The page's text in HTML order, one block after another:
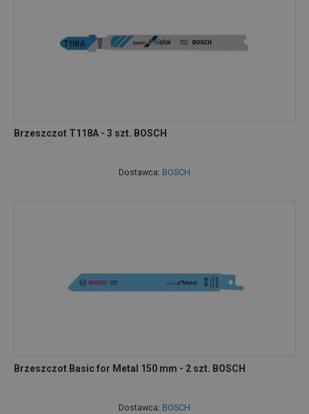
Brzeszczot T118A - 3 szt. BOSCH
Dostawca: BOSCH
Brzeszczot Basic for Metal 150 mm - 2 szt. BOSCH
Dostawca: BOSCH